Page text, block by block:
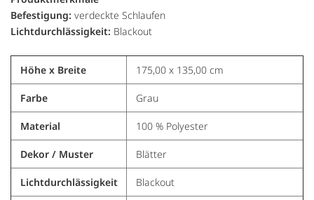
Befestigung: verdeckte Schlaufen
Lichtdurchlässigkeit: Blackout
Höhe x Breite 175,00 x 135,00 cm
Farbe Grau
Material 100 % Polyester
Dekor / Muster Blätter
Lichtdurchlässigkeit Blackout